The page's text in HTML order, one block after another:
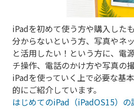
iPadを初めて使う方や購入した
分からないという方、写真やネ
と活用したい！という方に、電
チ操作、電話のかけ方や写真の
iPadを使っていく上で必要な基
的にご紹介しています。
はじめてのiPad（iPadOS15）